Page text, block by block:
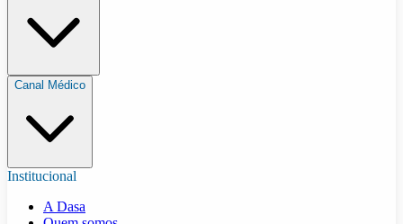
Canal Médico
Institucional
A Dasa